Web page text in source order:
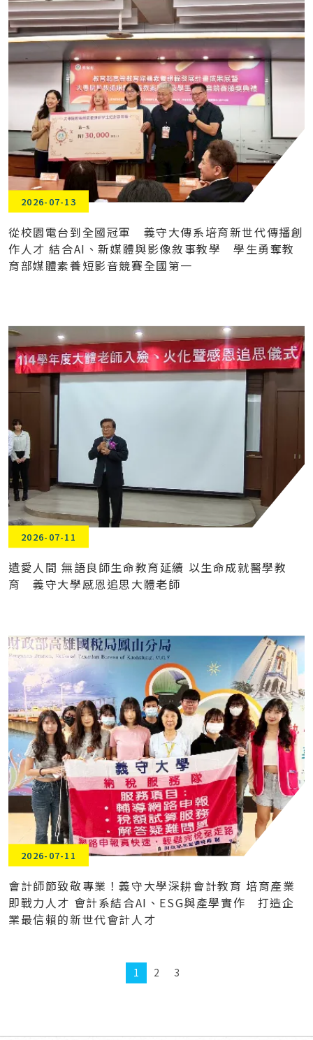
2026-07-13
從校園電台到全國冠軍 義守大傳系培育新世代傳播創
作人才 結合AI、新媒體與影像敘事教學 學生勇奪教
育部媒體素養短影音競賽全國第一
2026-07-11
遺愛人間 無語良師生命教育延續 以生命成就醫學教
育 義守大學感恩追思大體老師
2026-07-11
會計師節致敬專業！義守大學深耕會計教育 培育產業
即戰力人才 會計系結合AI、ESG與產學實作 打造企
業最信賴的新世代會計人才
1 2 3
回頂端